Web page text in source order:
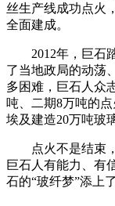
丝生产线成功点火
全面建成。
2012年，巨石
了当地政局的动荡
多困难，巨石人众
吨、二期8万吨的
埃及建造20万吨玻
点火不是结束
巨石人有能力、有
石的“玻纤梦”添上